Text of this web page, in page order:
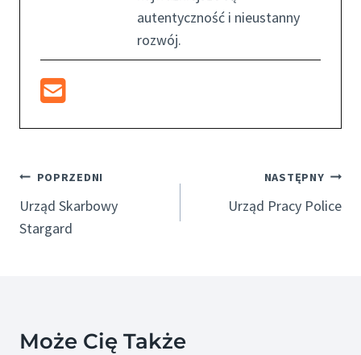
autentyczność i nieustanny
rozwój.
Nawigacja
Wpisu
POPRZEDNI
Urząd Skarbowy
Stargard
NASTĘPNY
Urząd Pracy Police
Może Cię Także